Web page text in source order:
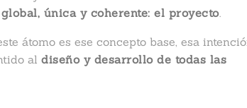
única y coherente: el proyecto.
átomo es ese concepto base, esa
aldiseño y desarrollo de todas las